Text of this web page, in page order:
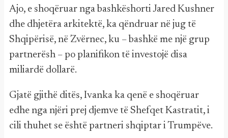
Ajo, e shoqëruar nga bashkëshorti Jared Kushner
dhe dhjetëra arkitektë, ka qëndruar në jug të
Shqipërisë, në Zvërnec, ku – bashkë me një grup
partnerësh – po planifikon të investojë disa
miliardë dollarë.
Gjatë gjithë ditës, Ivanka ka qenë e shoqëruar
edhe nga njëri prej djemve të Shefqet Kastratit, i
cili thuhet se është partneri shqiptar i Trumpëve.